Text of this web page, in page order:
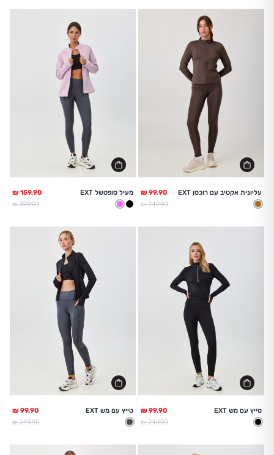
עליונית אקטיב עם רוכסן EXT
חום
מחיר מלא
249.90 ₪
מעיל סופטשל EXT
שחור
ורוד
מחיר מלא
399.90 ₪
טייץ עם מש EXT
שחור
מחיר מלא
249.90 ₪
טייץ עם מש EXT
אפור
מחיר מלא
249.90 ₪